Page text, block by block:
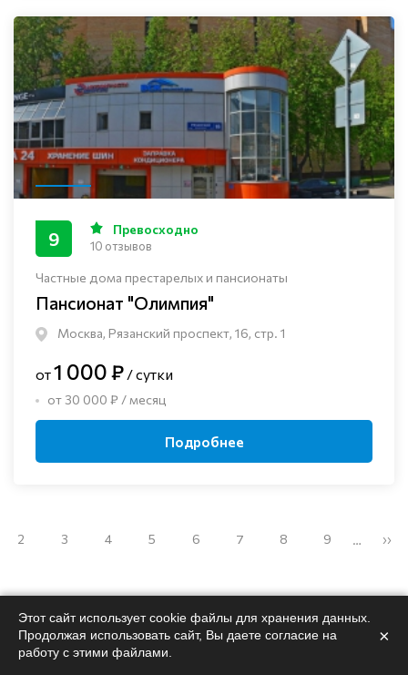
Частные дома престарелых и пансионаты
Пансионат "Олимпия"
Москва, Рязанский проспект, 16, стр. 1
9 Превосходно
10 отзывов
от1 000 ₽ / сутки
от 30 000 ₽ / месяц
Подробнее
2 3 4 5 6 7 8 9 … ››
Поможемподобрать
Этот сайт использует cookie файлы для хранения данных.
Продолжая использовать сайт, Вы даете согласие на
работу с этими файлами.
×